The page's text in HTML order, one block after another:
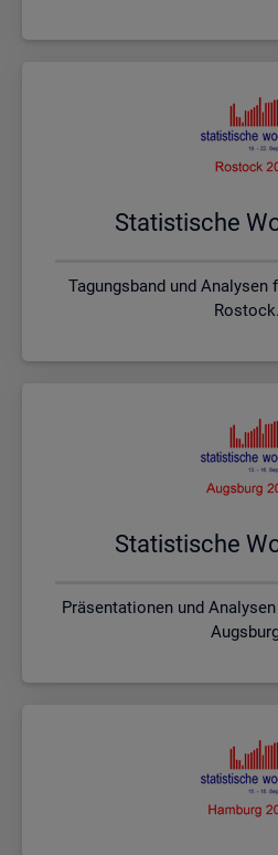
Sta­tis­ti­sche
Tagungsband und Analysen
Rostock.
Sta­tis­ti­sche
Präsentationen und